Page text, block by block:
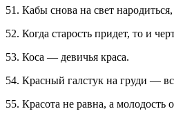
51. Кабы снова на свет
52. Когда старость придет, то и
53. Коса — девичья краса.
54. Красный галстук на груди —
55. Красота не равна, а молодость